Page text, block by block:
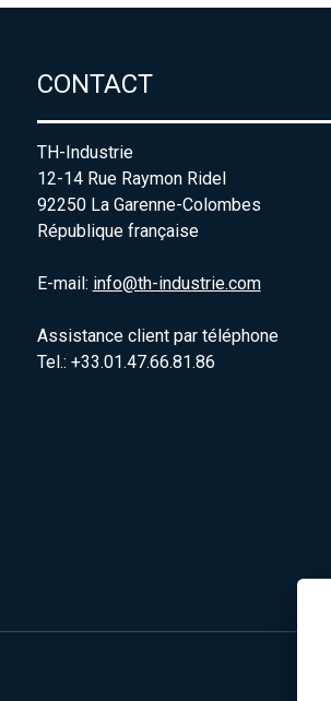
CONTACT
TH-Industrie
12-14 Rue Raymon Ridel
92250 La Garenne-Colombes
République française
E-mail: info@th-industrie.com
Assistance client par téléphone
Tel.: +33.01.47.66.81.86